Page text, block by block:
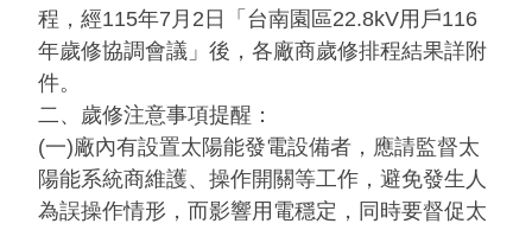
程，經115年7月2日「台南園區22.8kV用戶116
年歲修協調會議」後，各廠商歲修排程結果詳附
件。
二、歲修注意事項提醒：
(一)廠內有設置太陽能發電設備者，應請監督太
陽能系統商維護、操作開關等工作，避免發生人
為誤操作情形，而影響用電穩定，同時要督促太